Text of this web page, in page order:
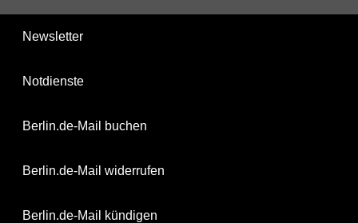
Newsletter
Notdienste
Berlin.de-Mail buchen
Berlin.de-Mail widerrufen
Berlin.de-Mail kündigen